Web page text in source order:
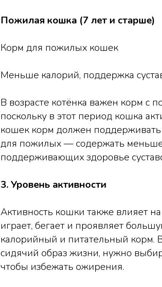
Пожилая кошка (7 лет и старше)
Корм для пожилых кошек
Меньше калорий, поддержка
В возрасте котёнка важен корм
поскольку в этот период кошка
кошек корм должен
для пожилых — содержать
поддерживающих здоровье
3. Уровень активности
Активность кошки также влияет
играет, бегает и проявляет
калорийный и питательный корм.
сидячий образ жизни, нужно
чтобы избежать ожирения.